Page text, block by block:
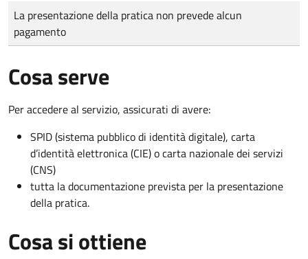
Tipo di pagamento
Importo
La presentazione della pratica non prevede alcun
pagamento
Cosa serve
Per accedere al servizio, assicurati di avere:
SPID (sistema pubblico di identità digitale), carta
d’identità elettronica (CIE) o carta nazionale dei servizi
(CNS)
tutta la documentazione prevista per la presentazione
della pratica.
Cosa si ottiene